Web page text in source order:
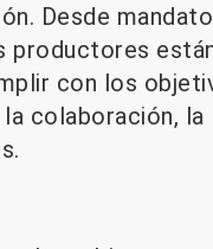
Desde
productores
con los
colaboración, la